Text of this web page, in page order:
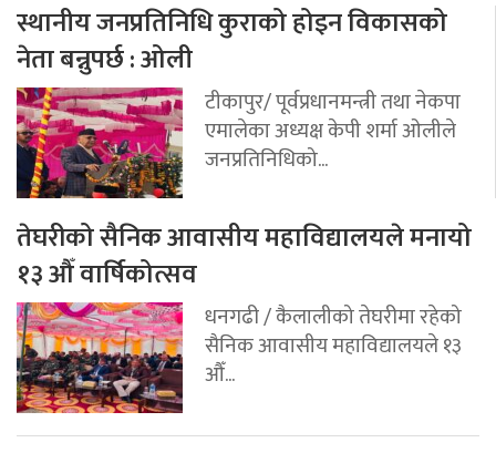
स्थानीय जनप्रतिनिधि कुराको होइन विकासको
नेता बन्नुपर्छ : ओली
टीकापुर/ पूर्वप्रधानमन्त्री तथा नेकपा
एमालेका अध्यक्ष केपी शर्मा ओलीले
जनप्रतिनिधिको...
तेघरीको सैनिक आवासीय महाविद्यालयले मनायो
१३ औँ वार्षिकोत्सव
धनगढी / कैलालीको तेघरीमा रहेको
सैनिक आवासीय महाविद्यालयले १३
औँ...